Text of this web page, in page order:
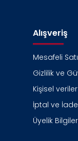
Alışveriş
Mesafeli
Gizlilik ve
Kişisel
İptal ve İade
Üyelik